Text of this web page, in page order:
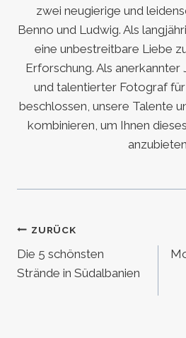
zwei neugierige und
Benno und Ludwig. Als
eine unbestreitbare Liebe
Erforschung. Als anerkannter
und talentierter Fotograf
beschlossen, unsere Talente
kombinieren, um Ihnen
Beitragsnavigation
ZURÜCK
Die 5 schönsten
Strände in Südalbanien